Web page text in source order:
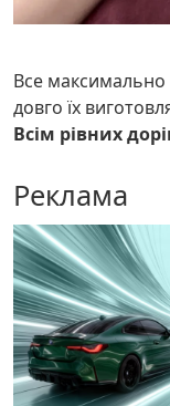
Все максимально
довго їх
Всім рівних
Реклама